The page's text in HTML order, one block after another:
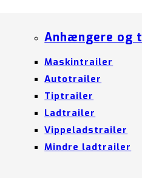
Anhængere og
Maskintrailer
Autotrailer
Tiptrailer
Ladtrailer
Vippeladstrailer
Mindre ladtrailer